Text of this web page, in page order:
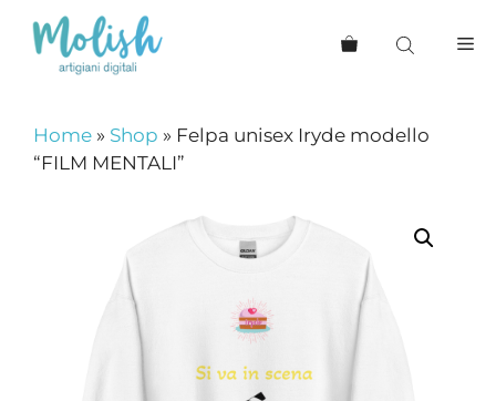
contenuto
Home » Shop » Felpa unisex Iryde modello
“FILM MENTALI”